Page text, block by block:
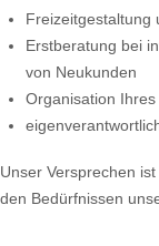
Freizeitgestaltung
Erstberatung bei
von Neukunden
Organisation
Unser Versprechen
den Bedürfnissen